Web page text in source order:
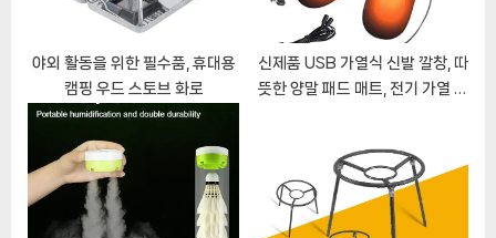
야외 활동을 위한 필수품, 휴대용
캠핑 우드 스토브 화로
신제품 USB 가열식 신발 깔창, 따
뜻한 양말 패드 매트, 전기 가열 깔